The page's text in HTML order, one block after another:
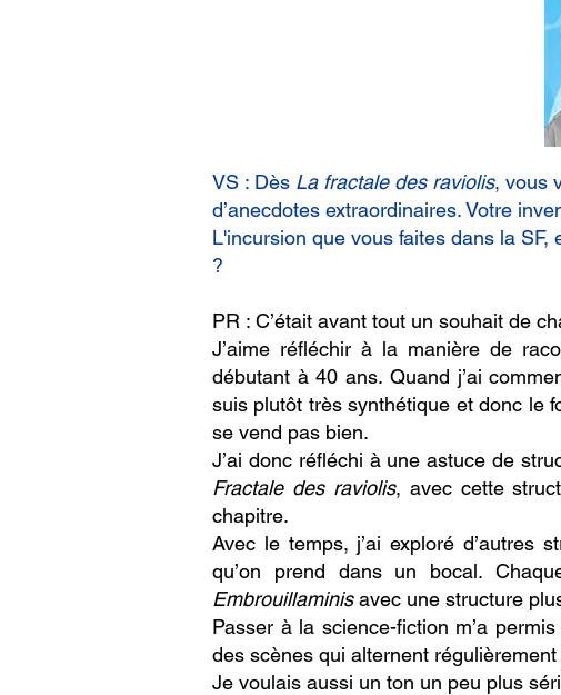
VS : Dès La fractale des raviolis, vous
d’anecdotes extraordinaires. Votre
L'incursion que vous faites dans la
?
PR : C’était avant tout un souhait de
J’aime réfléchir à la manière de
débutant à 40 ans. Quand j’ai
suis plutôt très synthétique et donc le
se vend pas bien.
J’ai donc réfléchi à une astuce de
Fractale des raviolis, avec cette
chapitre.
Avec le temps, j’ai exploré d’autres
qu’on prend dans un bocal.
Embrouillaminisavec une structure
Passer à la science-fiction m’a
des scènes qui alternent
Je voulais aussi un ton un peu plus